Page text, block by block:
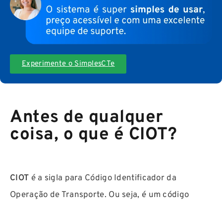
Experimente o SimplesCTe
Antes de qualquer
coisa, o que é CIOT?
CIOT é a sigla para Código Identificador da
Operação de Transporte. Ou seja, é um código